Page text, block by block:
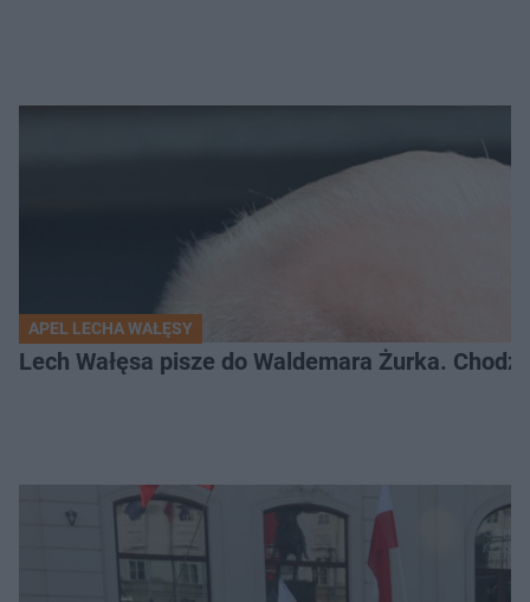
APEL LECHA WAŁĘSY
Lech Wałęsa pisze do Waldemara Żurka.